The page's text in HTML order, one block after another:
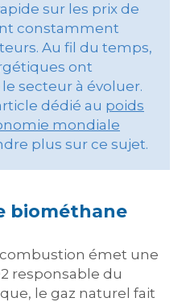
sur les prix de
constamment
Au fil du temps,
ont
secteur à évoluer.
dédié au poids
mondiale
plus sur ce sujet.
biométhane
émet une
responsable du
le gaz naturel fait